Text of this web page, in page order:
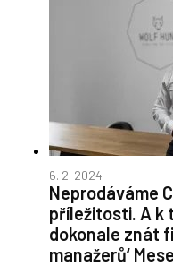
6. 2. 2024
Neprodáváme
příležitosti. A k
dokonale znát
manažerů‘